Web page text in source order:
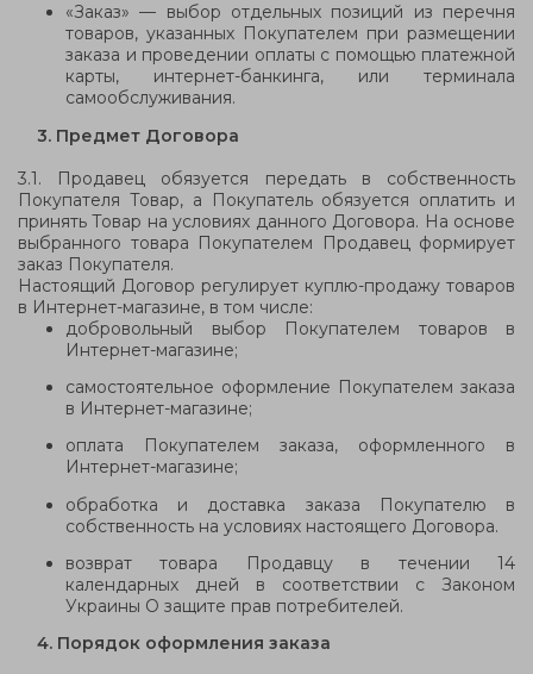
«Заказ» — выбор отдельных позиций из перечня
товаров, указанных Покупателем при размещении
заказа и проведении оплаты с помощью платежной
карты, интернет-банкинга, или терминала
самообслуживания.
3. Предмет Договора
3.1. Продавец обязуется передать в собственность
Покупателя Товар, а Покупатель обязуется оплатить и
принять Товар на условиях данного Договора. На основе
выбранного товара Покупателем Продавец формирует
заказ Покупателя.
Настоящий Договор регулирует куплю-продажу товаров
в Интернет-магазине, в том числе:
добровольный выбор Покупателем товаров в
Интернет-магазине;
самостоятельное оформление Покупателем заказа
в Интернет-магазине;
оплата Покупателем заказа, оформленного в
Интернет-магазине;
обработка и доставка заказа Покупателю в
собственность на условиях настоящего Договора.
возврат товара Продавцу в течении 14
календарных дней в соответствии с Законом
Украины О защите прав потребителей.
4. Порядок оформления заказа